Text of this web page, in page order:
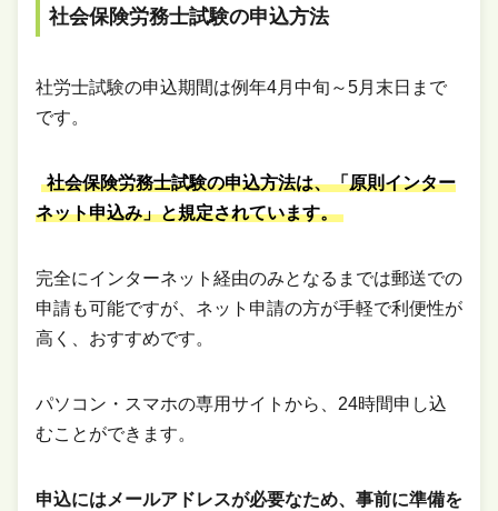
社会保険労務士試験の申込方法
社労士試験の申込期間は例年4月中旬～5月末日まで
です。
社会保険労務士試験の申込方法は、「原則インター
ネット申込み」と規定されています。
完全にインターネット経由のみとなるまでは郵送での
申請も可能ですが、ネット申請の方が手軽で利便性が
高く、おすすめです。
パソコン・スマホの専用サイトから、24時間申し込
むことができます。
申込にはメールアドレスが必要なため、事前に準備を